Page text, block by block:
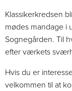
Klassikerkredsen
mødes mandage i
Sognegården. Til
efter værkets
Hvis du er
velkommen til at